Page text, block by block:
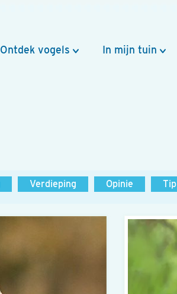
Ontdek vogels In mijn tuin
Verdieping Opinie Tip